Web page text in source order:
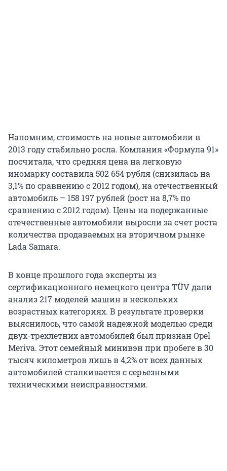
Напомним, стоимость на новые автомобили в
2013 году стабильно росла. Компания «Формула 91»
посчитала, что средняя цена на легковую
иномарку составила 502 654 рубля (снизилась на
3,1% по сравнению с 2012 годом), на отечественный
автомобиль – 158 197 рублей (рост на 8,7% по
сравнению с 2012 годом). Цены на подержанные
отечественные автомобили выросли за счет роста
количества продаваемых на вторичном рынке
Lada Samara.
В конце прошлого года эксперты из
сертификационного немецкого центра TÜV дали
анализ 217 моделей машин в нескольких
возрастных категориях. В результате проверки
выяснилось, что самой надежной моделью среди
двух-трехлетних автомобилей был признан Opel
Meriva. Этот семейный минивэн при пробеге в 30
тысяч километров лишь в 4,2% от всех данных
автомобилей сталкивается с серьезными
техническими неисправностями.